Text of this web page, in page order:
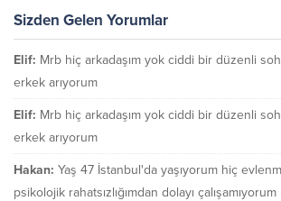
Sizden Gelen Yorumlar
Elif: Mrb hiç arkadaşım yok ciddi bir düzenli
erkek arıyorum
Elif: Mrb hiç arkadaşım yok ciddi bir düzenli
erkek arıyorum
Hakan: Yaş 47 İstanbul'da yaşıyorum hiç
psikolojik rahatsızlığımdan dolayı